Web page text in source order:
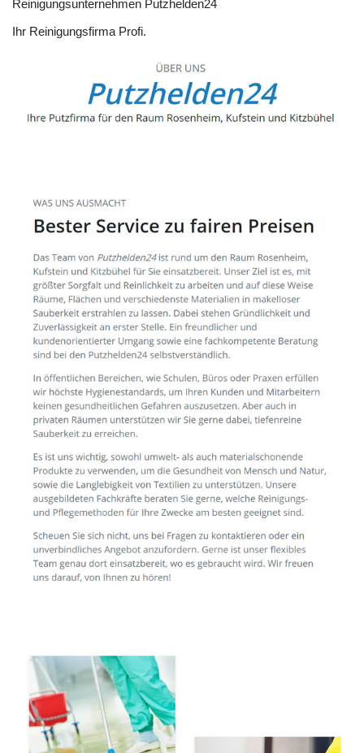
Reinigungsunternehmen Putzhelden24
Ihr Reinigungsfirma Profi.